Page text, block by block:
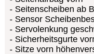
Seitenscheiben ab
Sensor
Servolenkung
Sicherheitsgurte
Sitze vorn